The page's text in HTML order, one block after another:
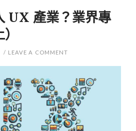
UX 產業？業界專
/ LEAVE A COMMENT